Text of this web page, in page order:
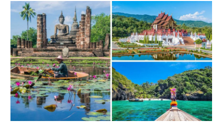
Circuit
en
Thaïlande
:
quel
itinéraire
choisir
pour
un
premier